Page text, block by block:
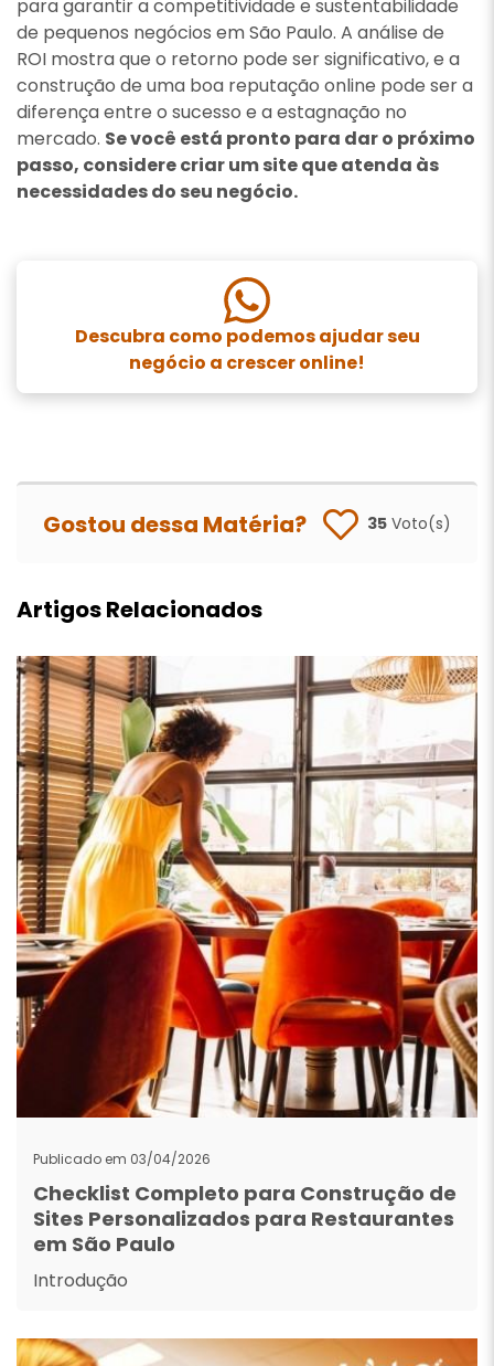
para garantir a competitividade e sustentabilidade
de pequenos negócios em São Paulo. A análise de
ROI mostra que o retorno pode ser significativo, e a
construção de uma boa reputação online pode ser a
diferença entre o sucesso e a estagnação no
mercado. Se você está pronto para dar o próximo
passo, considere criar um site que atenda às
necessidades do seu negócio.
Descubra como podemos ajudar seu
negócio a crescer online!
Gostou dessa Matéria? 35 Voto(s)
Artigos Relacionados
Publicado em 03/04/2026
Checklist Completo para Construção de
Sites Personalizados para Restaurantes
em São Paulo
Introdução